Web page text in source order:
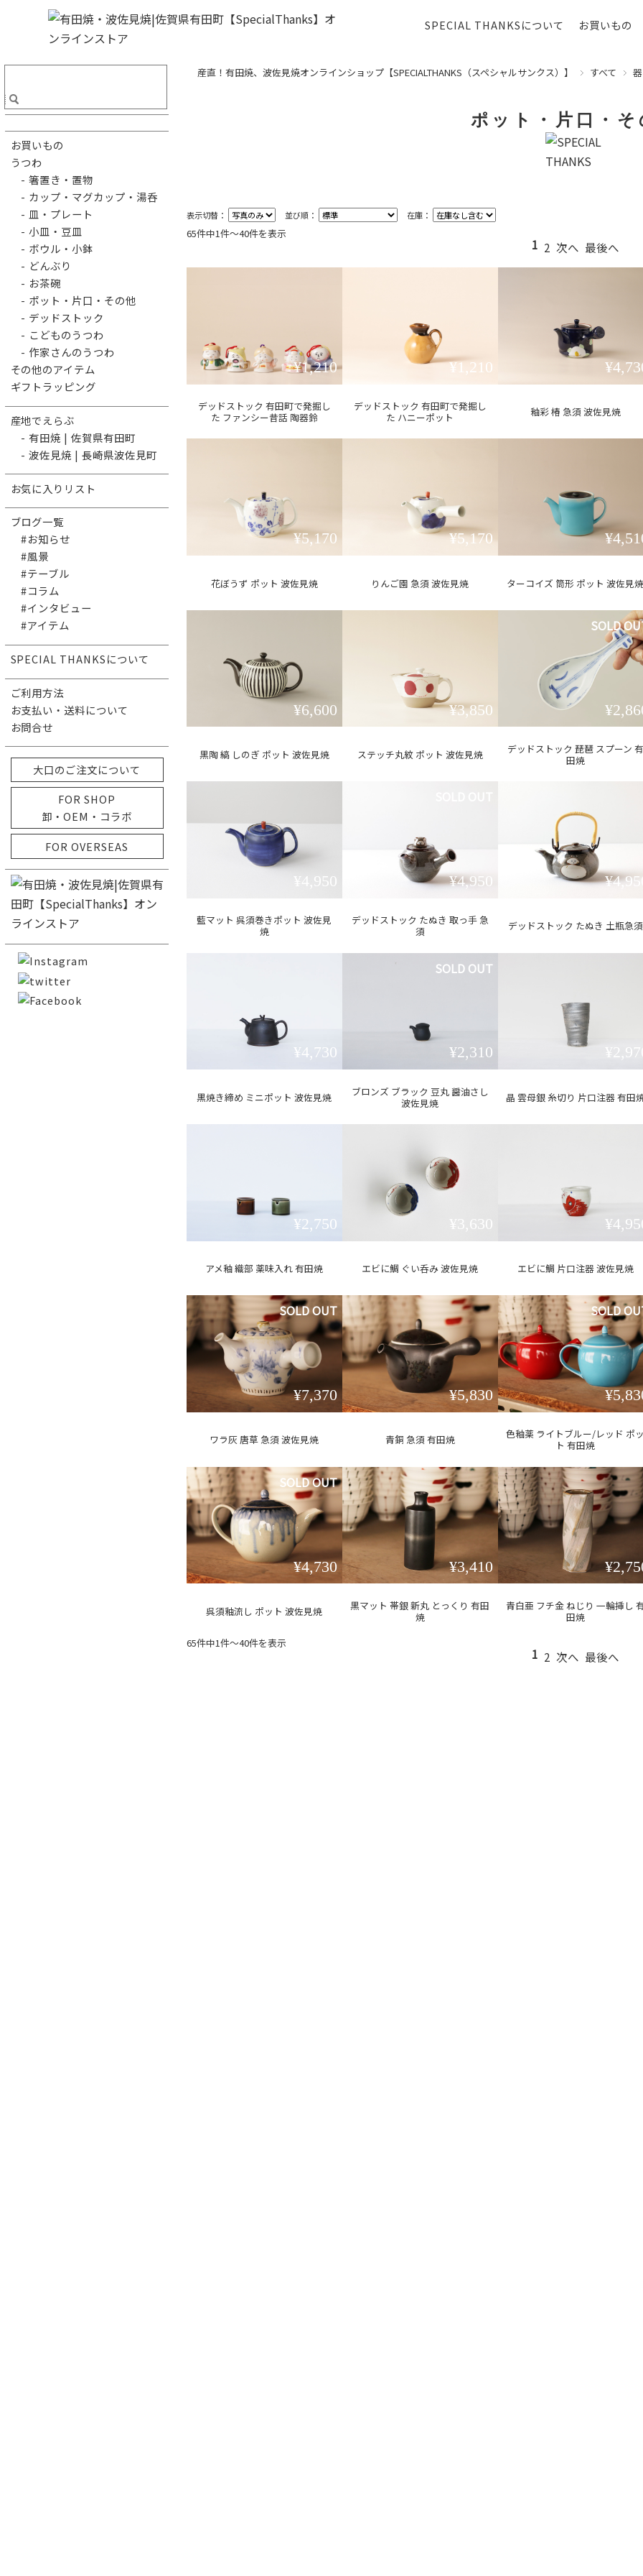
SPECIAL THANKSについて お買いもの
産直！有田焼、波佐見焼オンラインショップ【SPECIALTHANKS（スペシャルサンクス）】 すべて 器
ポット・片口・そ
表示切替： 並び順： 在庫：
65件中1件〜40件を表示
1 2 次へ 最後へ
デッドストック 有田町で発掘し
た ファンシー昔話 陶器鈴
¥1,210
デッドストック 有田町で発掘し
た ハニーポット
¥1,210
釉彩 椿 急須 波佐見焼
花ぼうず ポット 波佐見焼
¥5,170
りんご園 急須 波佐見焼
¥5,170
ターコイズ 筒形 ポット 波佐見焼
黒陶 縞 しのぎ ポット 波佐見焼
¥6,600
ステッチ丸紋 ポット 波佐見焼
¥3,850
デッドストック 琵琶 スプーン 有
田焼
SOLD
藍マット 呉須巻きポット 波佐見
焼
¥4,950
デッドストック たぬき 取っ手 急
須
¥4,950
デッドストック たぬき 土瓶急須
黒焼き締め ミニポット 波佐見焼
¥4,730
ブロンズ ブラック 豆丸 醤油さし
波佐見焼
¥2,310
SOLD OUT
晶 雲母銀 糸切り 片口注器 有田
アメ釉 織部 薬味入れ 有田焼
¥2,750
エビに鯛 ぐい呑み 波佐見焼
¥3,630
エビに鯛 片口注器 波佐見焼
ワラ灰 唐草 急須 波佐見焼
¥7,370
SOLD OUT
青銅 急須 有田焼
¥5,830
色釉薬 ライトブルー/レッド ポッ
ト 有田焼
SOLD
呉須釉流し ポット 波佐見焼
¥4,730
SOLD OUT
黒マット 帯銀 新丸 とっくり 有田
焼
¥3,410
青白亜 フチ金 ねじり 一輪挿し
田焼
65件中1件〜40件を表示
1 2 次へ 最後へ
お買いもの
うつわ
- 箸置き・置物
- カップ・マグカップ・湯呑
- 皿・プレート
- 小皿・豆皿
- ボウル・小鉢
- どんぶり
- お茶碗
- ポット・片口・その他
- デッドストック
- こどものうつわ
- 作家さんのうつわ
その他のアイテム
ギフトラッピング
産地でえらぶ
- 有田焼 | 佐賀県有田町
- 波佐見焼 | 長崎県波佐見町
お気に入りリスト
ブログ一覧
#お知らせ
#風景
#テーブル
#コラム
#インタビュー
#アイテム
SPECIAL THANKSについて
ご利用方法
お支払い・送料について
お問合せ
大口のご注文について
FOR SHOP
卸・OEM・コラボ
FOR OVERSEAS